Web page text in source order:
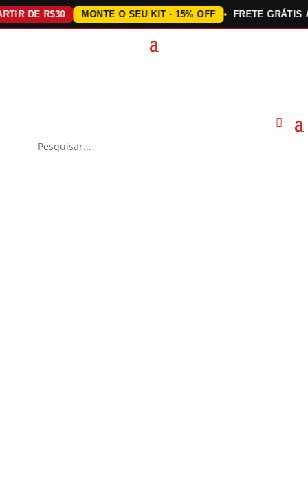
DE R$30 MONTE O SEU KIT · 15% OFF FRETE GRÁTIS